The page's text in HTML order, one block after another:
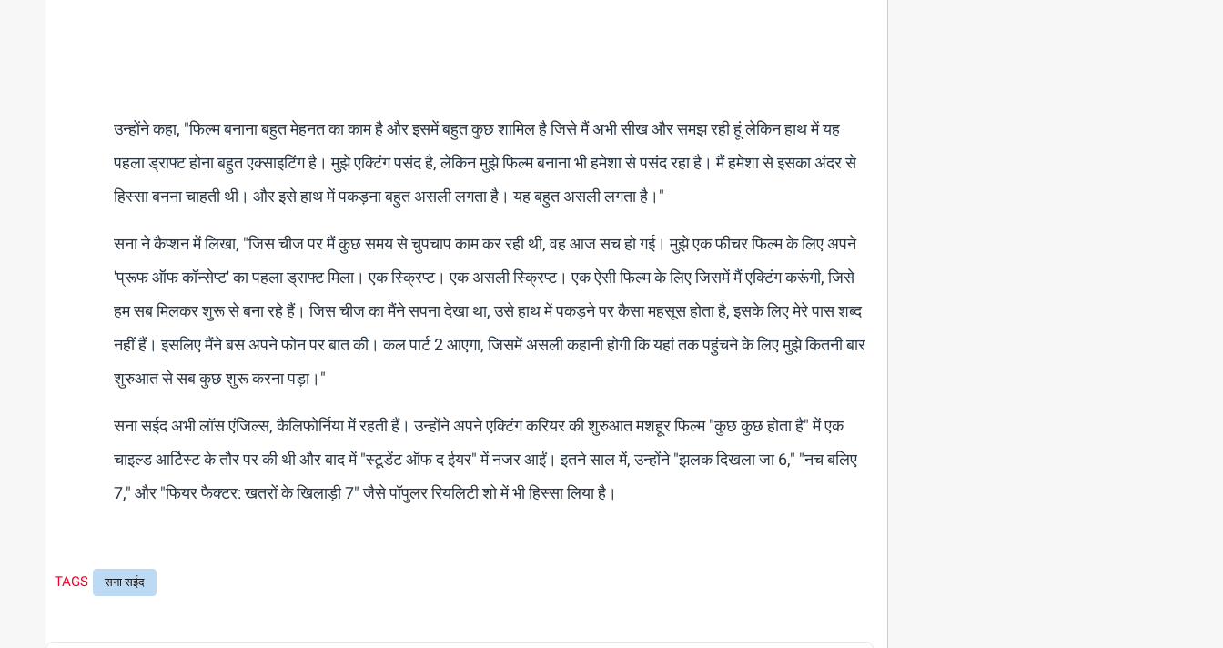
उन्होंने कहा, "फिल्म बनाना बहुत मेहनत का काम है और इसमें बहुत कुछ शामिल है जिसे मैं अभी सीख और समझ रही हूं लेकिन हाथ में यह
पहला ड्राफ्ट होना बहुत एक्साइटिंग है। मुझे एक्टिंग पसंद है, लेकिन मुझे फिल्म बनाना भी हमेशा से पसंद रहा है। मैं हमेशा से इसका अंदर से
हिस्सा बनना चाहती थी। और इसे हाथ में पकड़ना बहुत असली लगता है। यह बहुत असली लगता है।"
सना ने कैप्शन में लिखा, "जिस चीज पर मैं कुछ समय से चुपचाप काम कर रही थी, वह आज सच हो गई। मुझे एक फीचर फिल्म के लिए अपने
'प्रूफ ऑफ कॉन्सेप्ट' का पहला ड्राफ्ट मिला। एक स्क्रिप्ट। एक असली स्क्रिप्ट। एक ऐसी फिल्म के लिए जिसमें मैं एक्टिंग करूंगी, जिसे
हम सब मिलकर शुरू से बना रहे हैं। जिस चीज का मैंने सपना देखा था, उसे हाथ में पकड़ने पर कैसा महसूस होता है, इसके लिए मेरे पास शब्द
नहीं हैं। इसलिए मैंने बस अपने फोन पर बात की। कल पार्ट 2 आएगा, जिसमें असली कहानी होगी कि यहां तक पहुंचने के लिए मुझे कितनी बार
शुरुआत से सब कुछ शुरू करना पड़ा।"
सना सईद अभी लॉस एंजिल्स, कैलिफोर्निया में रहती हैं। उन्होंने अपने एक्टिंग करियर की शुरुआत मशहूर फिल्म "कुछ कुछ होता है" में एक
चाइल्ड आर्टिस्ट के तौर पर की थी और बाद में "स्टूडेंट ऑफ द ईयर" में नजर आईं। इतने साल में, उन्होंने "झलक दिखला जा 6," "नच बलिए
7," और "फियर फैक्टर: खतरों के खिलाड़ी 7" जैसे पॉपुलर रियलिटी शो में भी हिस्सा लिया है।
TAGS सना सईद